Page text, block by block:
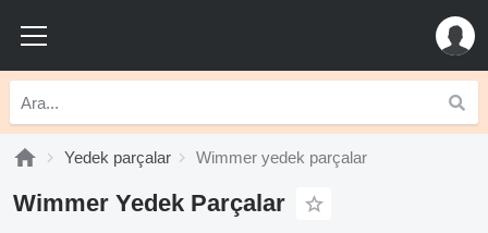
Yedek parçalar Wimmer yedek parçalar
Wimmer Yedek Parçalar